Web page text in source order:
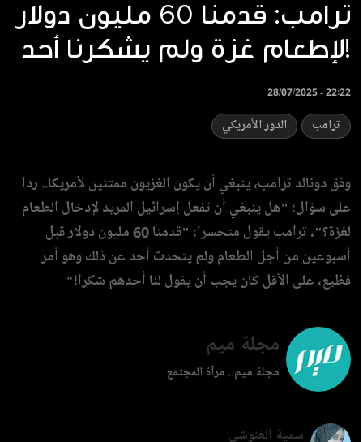
ترامب: قدمنا 60 مليون دولار
لإطعام غزة ولم يشكرنا أحد!
28/07/2025 - 22:22
ترامب الدور الأمريكي
وفق دونالد ترامب، ينبغي أن يكون الغزيون ممتنين لأمريكا.. ردا
على سؤال: "هل ينبغي أن تفعل إسرائيل المزيد لإدخال الطعام
لغزة؟"، ترامب يقول متحسرا: "قدمنا 60 مليون دولار قبل
أسبوعين من أجل الطعام ولم يتحدث أحد عن ذلك وهو أمر
فظيع، على الأقل كان يجب أن يقول لنا أحدهم شكرا!"
مجلة ميم
مجلة ميم.. مرآة المجتمع
سمية الغنوشي